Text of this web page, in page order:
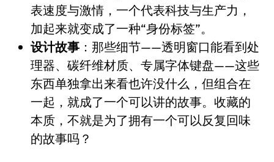
表速度与激情，一个代表科技与生产力，
加起来就变成了一种“身份标签”。
设计故事：那些细节——透明窗口能看到处
理器、碳纤维材质、专属字体键盘——这些
东西单独拿出来看也许没什么，但组合在
一起，就成了一个可以讲的故事。收藏的
本质，不就是为了拥有一个可以反复回味
的故事吗？